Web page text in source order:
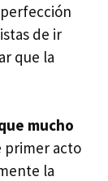
de ir
que la
mucho
primer acto
la